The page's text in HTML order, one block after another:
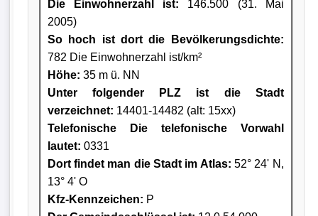
Die Einwohnerzahl ist: 146.500 (31. Mai
2005)
So hoch ist dort die Bevölkerungsdichte:
782 Die Einwohnerzahl ist/km²
Höhe: 35 m ü. NN
Unter folgender PLZ ist die Stadt
verzeichnet: 14401-14482 (alt: 15xx)
Telefonische Die telefonische Vorwahl
lautet: 0331
Dort findet man die Stadt im Atlas: 52° 24' N,
13° 4' O
Kfz-Kennzeichen: P